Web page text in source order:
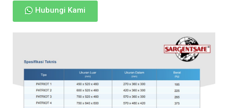
Hubungi Kami